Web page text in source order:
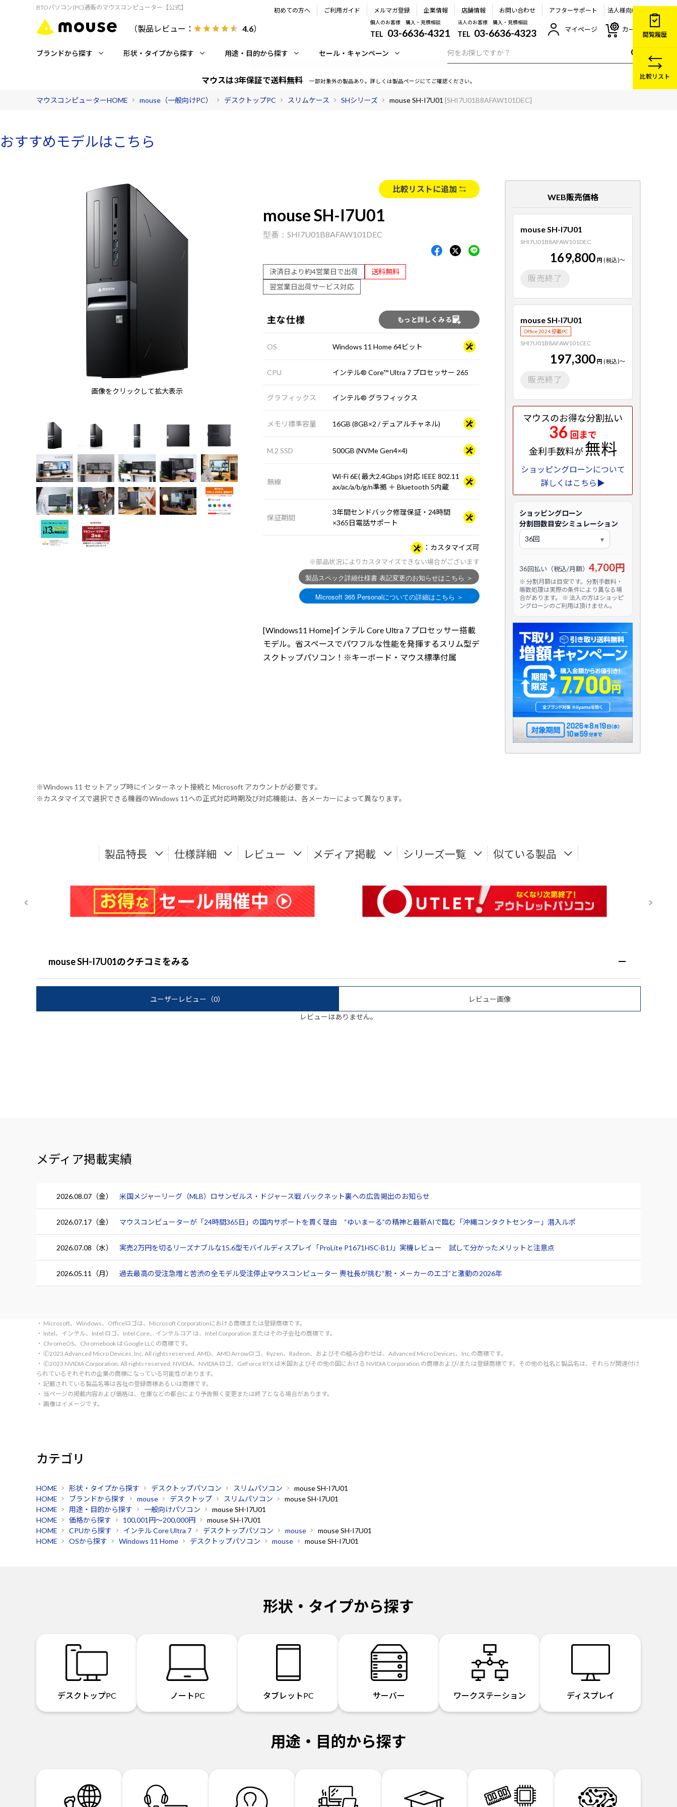
BTOパソコン(PC)通販のマウスコンピューター【公式】
（製品レビュー： 4.6）
初めての方へ ご利用ガイド メルマガ登録 企業情報 店舗情報 お問い合わせ アフターサポート 法人様向け
個人のお客様 購入・見積相談
TEL 03-6636-4321
法人のお客様 購入・見積相談
TEL 03-6636-4323 マイページ カート
ブランドから探す 形状・タイプから探す 用途・目的から探す セール・キャンペーン
マウスは3年保証で送料無料 一部対象外の製品あり。詳しくは製品ページにてご確認ください。
マウスコンピューターHOME mouse（一般向けPC） デスクトップPC スリムケース SHシリーズ mouse SH-I7U01 [SHI7U01B8AFAW101DEC]
おすすめモデルはこちら
画像をクリックして拡大表示
比較リストに追加
mouse SH-I7U01
SHI7U01B8AFAW101DEC
決済日より約4営業日で出荷
送料無料
翌営業日出荷サービス対応
主な仕様 もっと詳しくみる
OS Windows 11 Home 64ビット
CPU インテル® Core™ Ultra 7 プロセッサー 265
グラフィックス インテル® グラフィックス
メモリ標準容量 16GB (8GB×2 / デュアルチャネル)
M.2 SSD 500GB (NVMe Gen4×4)
無線
Wi-Fi 6E( 最大2.4Gbps )対応 IEEE 802.11
ax/ac/a/b/g/n準拠 ＋ Bluetooth 5内蔵
保証期間
3年間センドバック修理保証・24時間
×365日電話サポート
カスタマイズ可
※部品状況によりカスタマイズできない場合がございます
[Windows11 Home]インテル Core Ultra 7 プロセッサー搭載
モデル。省スペースでパワフルな性能を発揮するスリム型デ
スクトップパソコン！※キーボード・マウス標準付属
WEB販売価格
mouse SH-I7U01
SHI7U01B8AFAW101DEC
169,800 円 (税込)～
販売終了
mouse SH-I7U01
Office 2024 搭載PC
SHI7U01B8AFAW101CEC
197,300 円 (税込)～
販売終了
マウスのお得な分割払い
36 回まで
金利手数料が無料
ショッピングローンについて
詳しくはこちら▶
ショッピングローン
分割回数目安シミュレーション
36回払い（税込/月額） 4,700円
※ 分割月額は目安です。分割手数料・
端数処理は実際の条件により異なる場
合があります。 ※ 法人の方はショッピ
ングローンのご利用は頂けません。
※Windows 11 セットアップ時にインターネット接続と Microsoft アカウントが必要です。
※カスタマイズで選択できる機器のWindows 11への正式対応時期及び対応機能は、各メーカーによって異なります。
製品特長 仕様詳細 レビュー メディア掲載 シリーズ一覧 似ている製品
mouse SH-I7U01のクチコミをみる
ユーザーレビュー （0） レビュー画像
レビューはありません。
メディア掲載実績
2026.08.07（金） 米国メジャーリーグ（MLB）ロサンゼルス・ドジャース戦 バックネット裏への広告掲出のお知らせ
2026.07.17（金） マウスコンピューターが「24時間365日」の国内サポートを貫く理由 “ゆいまーる”の精神と最新AIで臨む「沖縄コンタクトセンター」潜入ルポ
2026.07.08（水） 実売2万円を切るリーズナブルな15.6型モバイルディスプレイ「ProLite P1671HSC-B1J」実機レビュー 試して分かったメリットと注意点
2026.05.11（月） 過去最高の受注急増と苦渋の全モデル受注停止――マウスコンピューター 軣社長が挑む“脱・メーカーのエゴ”と激動の2026年
・ Microsoft、Windows、Officeロゴは、Microsoft Corporationにおける商標または登録商標です。
・ Intel、インテル、Intel ロゴ、Intel Core、インテルコア は、Intel Corporation またはその子会社の商標です。
・ ChromeOS、Chromebook は Google LLC の商標です。
・ 🄫2023 Advanced Micro Devices, Inc. All rights reserved. AMD、AMD Arrowロゴ、Ryzen、Radeon、およびその組み合わせは、Advanced Micro Devices、Inc.の商標です。
・ 🄫2023 NVIDIA Corporation. All rights reserved. NVIDIA、NVIDIA ロゴ、GeForce RTX は米国およびその他の国における NVIDIA Corporation の商標および/または登録商標です。その他の社名と製品名は、それらが関連付け
られているそれぞれの企業の商標になっている可能性があります。
・ 記載されている製品名等は各社の登録商標あるいは商標です。
・ 当ページの掲載内容および価格は、在庫などの都合により予告無く変更または終了となる場合があります。
・ 画像はイメージです。
カテゴリ
HOME 形状・タイプから探す デスクトップパソコン スリムパソコン
mouse SH-I7U01
HOME
ブランドから探す mouse デスクトップ スリムパソコン
mouse SH-I7U01
HOME
用途・目的から探す 一般向けパソコン
mouse SH-I7U01
HOME
価格から探す 100,001円～200,000円
mouse SH-I7U01
HOME
CPUから探す インテル Core Ultra 7 デスクトップパソコン mouse
mouse SH-I7U01
HOME
OSから探す Windows 11 Home デスクトップパソコン mouse mouse SH-I7U01
形状・タイプから探す
デスクトップPC ノートPC タブレットPC サーバー ワークステーション ディスプレイ
用途・目的から探す
閲覧履歴
比較リスト